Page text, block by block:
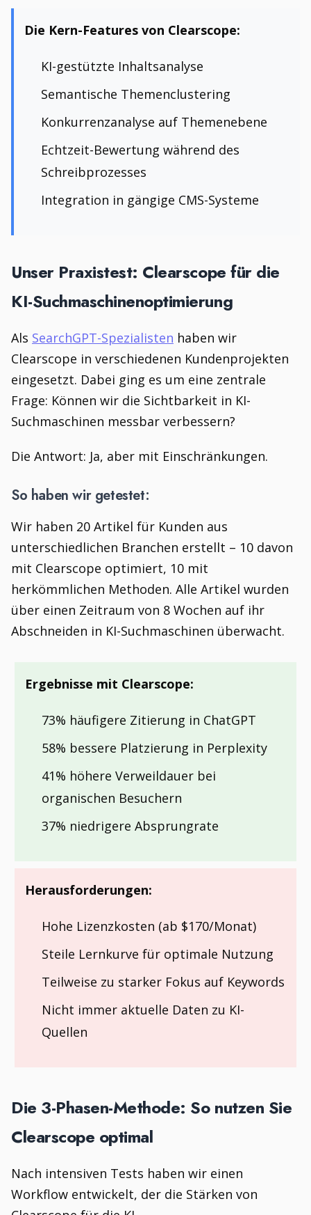
Die Kern-Features von Clearscope:
KI-gestützte Inhaltsanalyse
Semantische Themenclustering
Konkurrenzanalyse auf Themenebene
Echtzeit-Bewertung während des
Schreibprozesses
Integration in gängige CMS-Systeme
Unser Praxistest: Clearscope für die
KI-Suchmaschinenoptimierung
Als SearchGPT-Spezialisten haben wir
Clearscope in verschiedenen Kundenprojekten
eingesetzt. Dabei ging es um eine zentrale
Frage: Können wir die Sichtbarkeit in KI-
Suchmaschinen messbar verbessern?
Die Antwort: Ja, aber mit Einschränkungen.
So haben wir getestet:
Wir haben 20 Artikel für Kunden aus
unterschiedlichen Branchen erstellt – 10 davon
mit Clearscope optimiert, 10 mit
herkömmlichen Methoden. Alle Artikel wurden
über einen Zeitraum von 8 Wochen auf ihr
Abschneiden in KI-Suchmaschinen überwacht.
Ergebnisse mit Clearscope:
73% häufigere Zitierung in ChatGPT
58% bessere Platzierung in Perplexity
41% höhere Verweildauer bei
organischen Besuchern
37% niedrigere Absprungrate
Herausforderungen:
Hohe Lizenzkosten (ab $170/Monat)
Steile Lernkurve für optimale Nutzung
Teilweise zu starker Fokus auf Keywords
Nicht immer aktuelle Daten zu KI-
Quellen
Die 3-Phasen-Methode: So nutzen Sie
Clearscope optimal
Nach intensiven Tests haben wir einen
Workflow entwickelt, der die Stärken von